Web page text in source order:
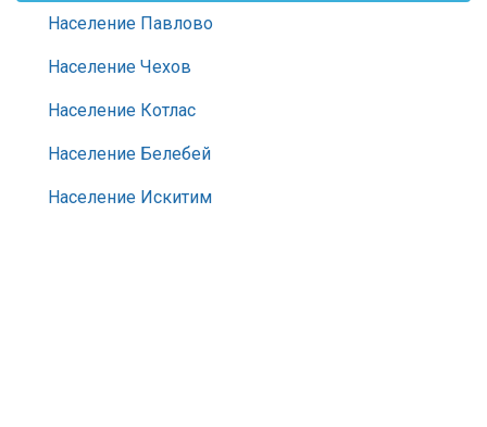
Население Павлово
Население Чехов
Население Котлас
Население Белебей
Население Искитим